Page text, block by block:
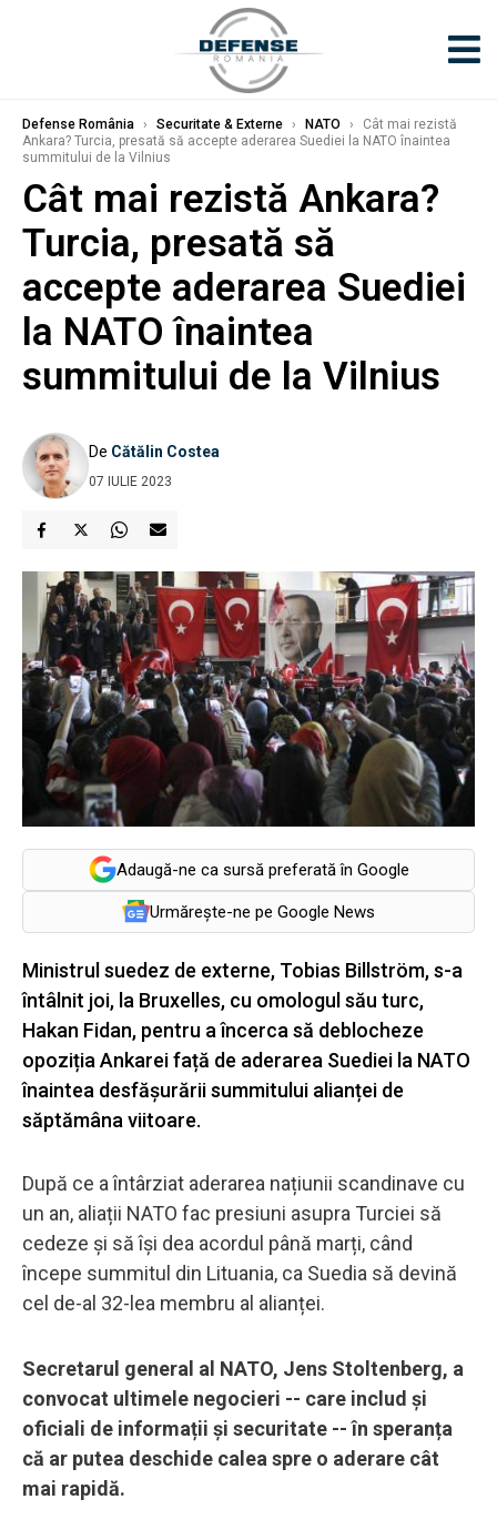
Defense România › Securitate & Externe › NATO ›
Cât mai rezistă
Ankara? Turcia, presată să accepte aderarea Suediei la NATO înaintea
summitului de la Vilnius
Cât mai rezistă Ankara?
Turcia, presată să
accepte aderarea Suediei
la NATO înaintea
summitului de la Vilnius
De Cătălin Costea
07 IULIE 2023
Adaugă-ne ca sursă preferată în Google
Urmărește-ne pe Google News
Ministrul suedez de externe, Tobias Billström, s-a
întâlnit joi, la Bruxelles, cu omologul său turc,
Hakan Fidan, pentru a încerca să deblocheze
opoziția Ankarei față de aderarea Suediei la NATO
înaintea desfășurării summitului alianței de
săptămâna viitoare.
După ce a întârziat aderarea națiunii scandinave cu
un an, aliații NATO fac presiuni asupra Turciei să
cedeze și să își dea acordul până marți, când
începe summitul din Lituania, ca Suedia să devină
cel de-al 32-lea membru al alianței.
Secretarul general al NATO, Jens Stoltenberg, a
convocat ultimele negocieri -- care includ și
oficiali de informații și securitate -- în speranța
că ar putea deschide calea spre o aderare cât
mai rapidă.